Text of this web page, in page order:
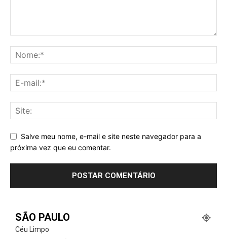
Salve meu nome, e-mail e site neste navegador para a
próxima vez que eu comentar.
SÃO PAULO
Céu Limpo